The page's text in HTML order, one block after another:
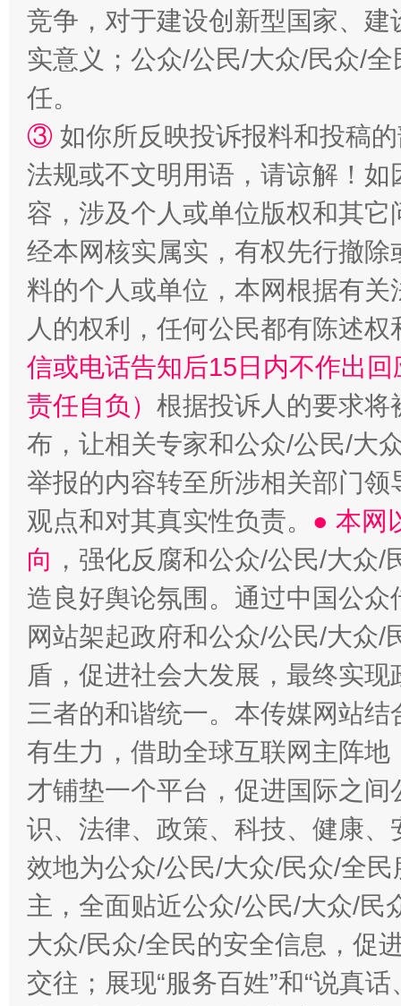
扯下公款旅游的“隐身衣” 如何以
“蜀中异人”王建安的艺术幻境
竞争，对于建设创新型国家、
实意义；公众/公民/大众/民众/
任。
③ 如你所反映投诉报料和投稿
法规或不文明用语，请谅解！
容，涉及个人或单位版权和其它
经本网核实属实，有权先行撤
料的个人或单位，本网根据有
人的权利，任何公民都有陈述
信或电话告知后15日内不作出
责任自负） 根据投诉人的要求将
布，让相关专家和公众/公民/大
举报的内容转至所涉相关部门
观点和对其真实性负责。 ● 本网
向 ，强化反腐和公众/公民/大众
造良好舆论氛围。通过中国公
网站架起政府和公众/公民/大众
盾，促进社会大发展，最终实
三者的和谐统一。本传媒网站
有生力，借助全球互联网主阵
才铺垫一个平台，促进国际之
识、法律、政策、科技、健康
效地为公众/公民/大众/民众/全
主，全面贴近公众/公民/大众/民
大众/民众/全民的安全信息，促
交往；展现“服务百姓”和“说真